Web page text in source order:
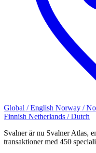
Global / English Norway /
Finnish Netherlands / Dutch
Svalner är nu Svalner Atlas,
transaktioner med 450